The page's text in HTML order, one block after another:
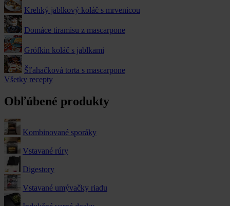
Krehký jablkový koláč s mrvenicou
Domáce tiramisu z mascarpone
Grófkin koláč s jablkami
Šľahačková torta s mascarpone
Všetky recepty
Obľúbené produkty
Kombinované sporáky
Vstavané rúry
Digestory
Vstavané umývačky riadu